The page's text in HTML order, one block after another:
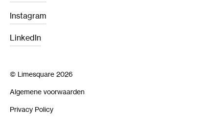
Instagram
LinkedIn
© Limesquare 2026
Algemene voorwaarden
Privacy Policy